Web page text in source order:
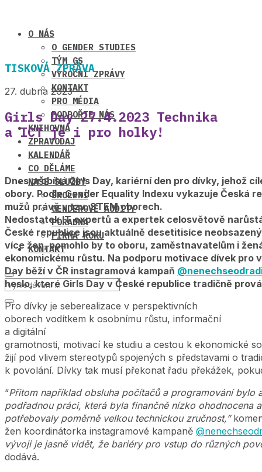
O NÁS
O GENDER STUDIES
TÝM GS
VÝROČNÍ ZPRÁVY
KONTAKT
PRO MÉDIA
PODPOŘTE NÁS
KNIHOVNA
ZPRAVODAJ
KALENDÁŘ
CO DĚLÁME
NAŠE SLUŽBY
ŠKOLENÍ
GENDEROVÉ AUDITY
PORADNA
FIRMA ROKU
KONTAKT
TISKOVÁ ZPRÁVA
27. dubna 2023
Girls Day 27.4.2023 Technika
a ICT je i pro holky!
Dnes probíhá Girls Day, kariérní den pro dívky, jehož
obory. Podle Gender Equality Indexu vykazuje Česká
mužů právě v tzv. STEM oborech.
Nedostatek IT expertů a expertek celosvětově
České republice jsou aktuálně desetitisíce
více žen, pomohlo by to oboru, zaměstnavatelům i
ekonomickému růstu. Na podporu motivace dívek pro
Day běží v ČR instagramová kampaň
heslo, které Girls Day v České republice tradičně
Pro dívky je seberealizace v perspektivních
oborech vodítkem k osobnímu růstu, informační
a digitální
gramotnosti, motivací ke studiu a cestou k ekonomické
žijí pod vlivem stereotypů spojených s představami o
k povolání. Dívky tak musí překonat řadu překážek,
“Přitom například obsluha počítačů a programování
podřadnou práci, která byla finančně nízko ohodnocena
potřebovaly poměrně velkou technickou zručnost,”
žen koordinátorka instagramové kampaně
vývoji je jasně vidět, že bariéry pro vstup do různých
dodává.